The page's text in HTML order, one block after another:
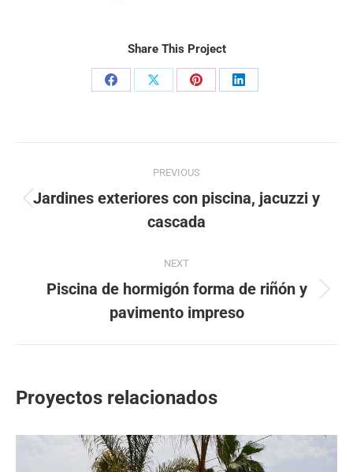
Share This Project
Share
Share
Share
Share
entre
PREVIOUS
Proyecto
anterior
Jardines exteriores con piscina, jacuzzi y
cascada
NEXT
Proyecto
siguiente
Piscina de hormigón forma de riñón y
pavimento impreso
Proyectos relacionados